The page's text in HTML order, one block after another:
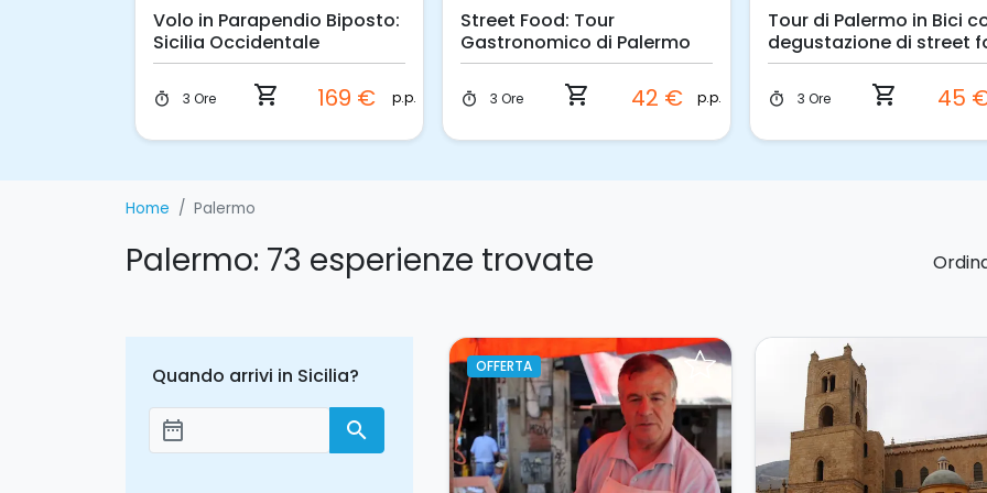
Volo in Parapendio Biposto:
Sicilia Occidentale
timer 3 Ore shopping_cart 169 € p.p.
Street Food: Tour
Gastronomico di Palermo
timer 3 Ore shopping_cart 42 € p.p.
Tour di Palermo in Bici
degustazione di street
timer 3 Ore shopping_cart 45
Home Palermo
Palermo: 73 esperienze trovate
Quando arrivi in Sicilia?
Aggiungi le date
date_range search
OFFERTA